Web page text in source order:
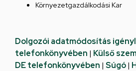
Környezetgazdálkodási Kar
Dolgozói adatmódosítás
telefonkönyvében | Külső
DE telefonkönyvében | Súgó|